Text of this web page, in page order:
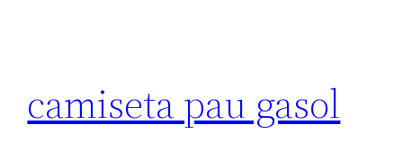
camiseta pau gasol